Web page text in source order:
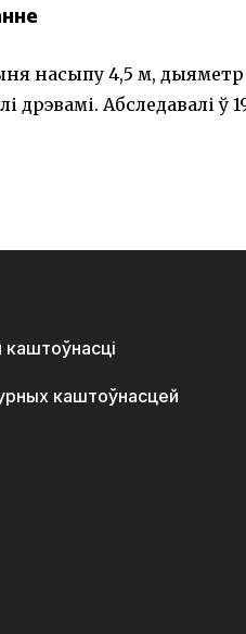
насыпу 4,5 м, дыяметр
дрэвамі. Абследавалі ў
каштоўнасці
каштоўнасцей